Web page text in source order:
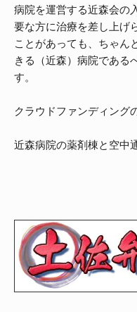
病院を運営する近森会の
要な方に治療を差し上げ
ことがあっても、ちゃん
きる（近森）病院である
す。
クラウドファンディング
近森病院の薬剤棟と空中